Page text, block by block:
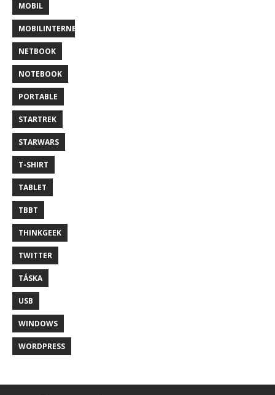
MOBIL
MOBILINTERNET
NETBOOK
NOTEBOOK
PORTABLE
STARTREK
STARWARS
T-SHIRT
TABLET
TBBT
THINKGEEK
TWITTER
TÁSKA
USB
WINDOWS
WORDPRESS